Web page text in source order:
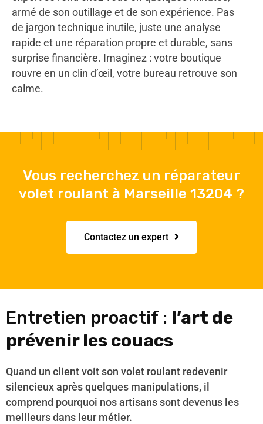
armé de son outillage et de son expérience. Pas
de jargon technique inutile, juste une analyse
rapide et une réparation propre et durable, sans
surprise financière. Imaginez : votre boutique
rouvre en un clin d’œil, votre bureau retrouve son
calme.
Vous recherchez un réparateur
volet roulant à Marseille 13204 ?
Contactez un expert
Entretien proactif : l’art de
prévenir les couacs
Quand un client voit son volet roulant redevenir
silencieux après quelques manipulations, il
comprend pourquoi nos artisans sont devenus les
meilleurs dans leur métier.